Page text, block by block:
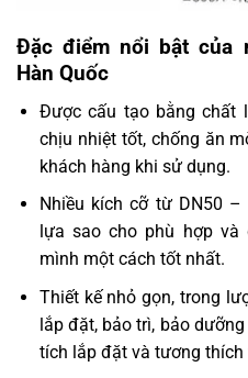
Đặc điểm nổi bật của
Hàn Quốc
Được cấu tạo bằng chất
chịu nhiệt tốt, chống ăn
khách hàng khi sử dụng.
Nhiều kích cỡ từ DN50
lựa sao cho phù hợp
mình một cách tốt nhất.
Thiết kế nhỏ gọn, trong
lắp đặt, bảo trì, bảo
tích lắp đặt và tương